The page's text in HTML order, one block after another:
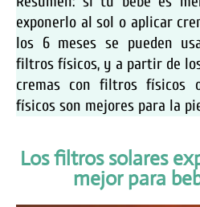
exponerlo al sol o aplicar
los 6 meses se pueden
filtros físicos, y a partir de
cremas con filtros físicos
físicos son mejores para la
Los filtros solares
mejor para